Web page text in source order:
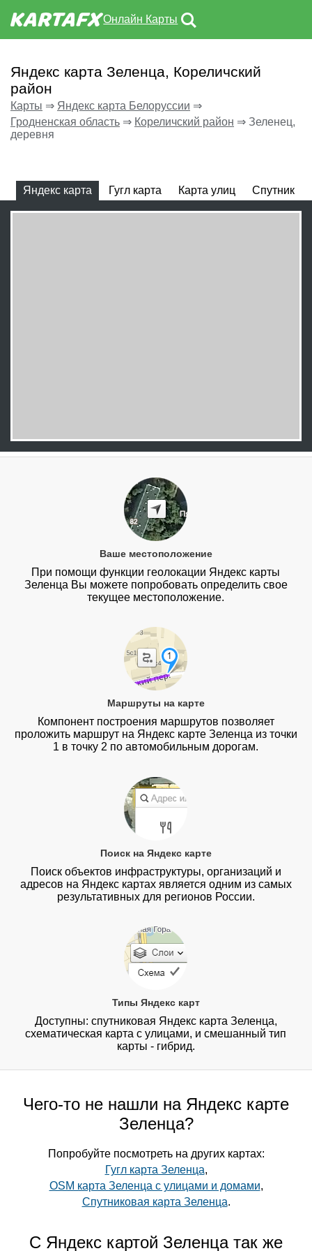
Онлайн Карты
Яндекс карта Зеленца, Кореличский
район
Карты ⇒ Яндекс карта Белоруссии ⇒
Гродненская область ⇒ Кореличский район ⇒ Зеленец,
деревня
Яндекс карта Гугл карта Карта улиц Спутник
Ваше местоположение
При помощи функции геолокации Яндекс карты
Зеленца Вы можете попробовать определить свое
текущее местоположение.
Маршруты на карте
Компонент построения маршрутов позволяет
проложить маршрут на Яндекс карте Зеленца из точки
1 в точку 2 по автомобильным дорогам.
Поиск на Яндекс карте
Поиск объектов инфраструктуры, организаций и
адресов на Яндекс картах является одним из самых
результативных для регионов России.
Типы Яндекс карт
Доступны: спутниковая Яндекс карта Зеленца,
схематическая карта с улицами, и смешанный тип
карты - гибрид.
Чего-то не нашли на Яндекс карте
Зеленца?
Попробуйте посмотреть на других картах:
Гугл карта Зеленца,
OSM карта Зеленца с улицами и домами,
Спутниковая карта Зеленца.
С Яндекс картой Зеленца так же